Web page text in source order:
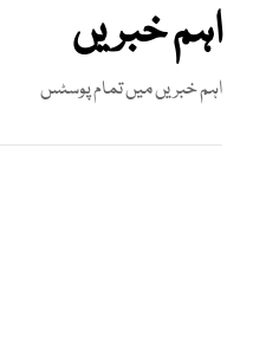
اہم خبریں
اہم خبریںمیں تمام پوسٹس